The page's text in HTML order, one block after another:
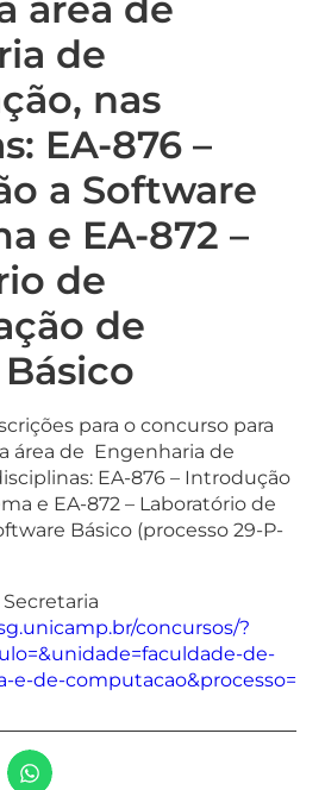
área de
de
nas
EA-876 –
a Software
e EA-872 –
de
de
para o concurso para
área de Engenharia de
EA-876 – Introdução
e EA-872 – Laboratório de
Básico (processo 29-P-
concursos/?
de-
e-de-computacao&processo=